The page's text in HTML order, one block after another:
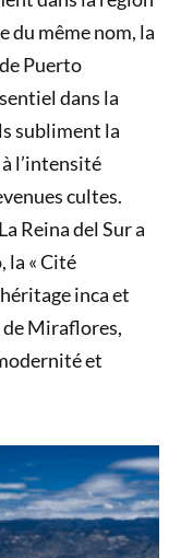
du même nom, la
Puerto
dans la
subliment la
l’intensité
cultes.
Reina del Sur a
la « Cité
inca et
de Miraflores,
et